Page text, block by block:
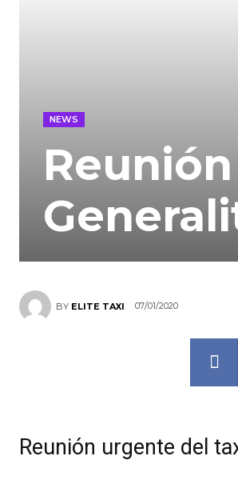
NEWS
BY ELITE TAXI 07/01/2020
Reunión urgente del